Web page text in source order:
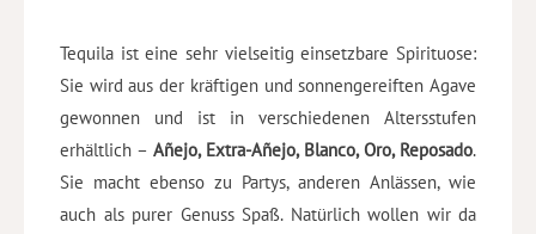
Tequila ist eine sehr vielseitig einsetzbare Spirituose:
Sie wird aus der kräftigen und sonnengereiften Agave
gewonnen und ist in verschiedenen Altersstufen
erhältlich – Añejo, Extra-Añejo, Blanco, Oro, Reposado.
Sie macht ebenso zu Partys, anderen Anlässen, wie
auch als purer Genuss Spaß. Natürlich wollen wir da